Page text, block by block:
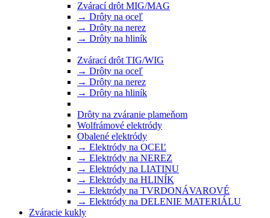
Zvárací drôt MIG/MAG
→ Drôty na oceľ
→ Drôty na nerez
→ Drôty na hliník
Zvárací drôt TIG/WIG
→ Drôty na oceľ
→ Drôty na nerez
→ Drôty na hliník
Drôty na zváranie plameňom
Wolfrámové elektródy
Obalené elektródy
→ Elektródy na OCEĽ
→ Elektródy na NEREZ
→ Elektródy na LIATINU
→ Elektródy na HLINÍK
→ Elektródy na TVRDONÁVAROVÉ
→ Elektródy na DELENIE MATERIÁLU
Zváracie kukly